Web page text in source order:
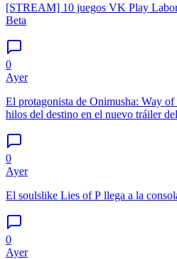
[STREAM] 10 juegos VK Play
Beta
0
Ayer
El protagonista de Onimusha: Way
hilos del destino en el nuevo tráiler
0
Ayer
El soulslike Lies of P llega a la
0
Ayer